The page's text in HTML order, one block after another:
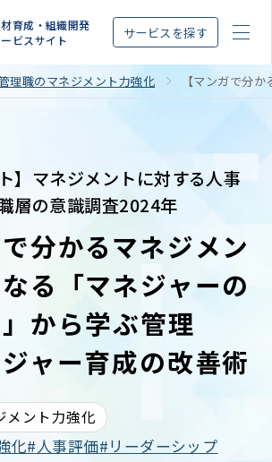
材育成・組織開発
ビスサイト
サービスを探す
理職のマネジメント力強化 【マンガで分
】マネジメントに対する人事
層の意識調査2024年
で分かるマネジメン
る「マネジャーの
から学ぶ管理
ャー育成の改善術
メント力強化
化 人事評価 リーダーシップ